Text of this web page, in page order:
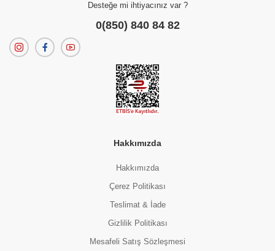
Desteğe mi ihtiyacınız var ?
0(850) 840 84 82
Hakkımızda
Hakkımızda
Çerez Politikası
Teslimat & İade
Gizlilik Politikası
Mesafeli Satış Sözleşmesi